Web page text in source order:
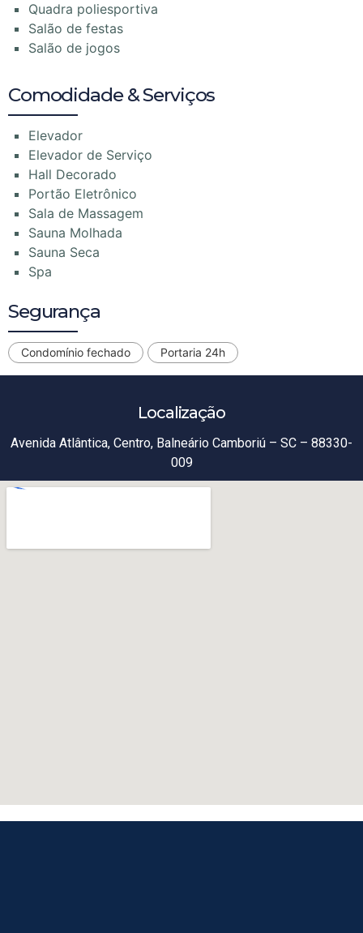
Quadra poliesportiva
Salão de festas
Salão de jogos
Comodidade & Serviços
Elevador
Elevador de Serviço
Hall Decorado
Portão Eletrônico
Sala de Massagem
Sauna Molhada
Sauna Seca
Spa
Segurança
Condomínio fechado Portaria 24h
Localização
Avenida Atlântica, Centro, Balneário Camboriú – SC – 88330-
009